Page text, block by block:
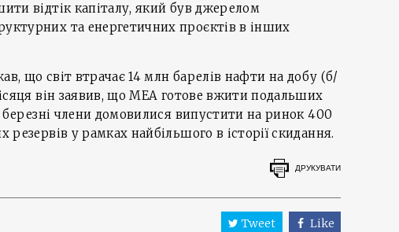
відтік капіталу, який був джерелом
та енергетичних проєктів в інших
що світ втрачає 14 млн барелів нафти на добу (б/
він заявив, що МЕА готове вжити подальших
березні члени домовилися випустити на ринок 400
резервів у рамках найбільшого в історії скидання.
ДРУКУВАТИ
Tweet Like